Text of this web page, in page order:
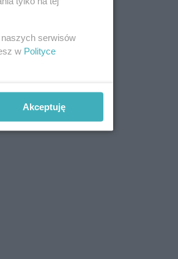
serwisów
w Polityce
Akceptuję